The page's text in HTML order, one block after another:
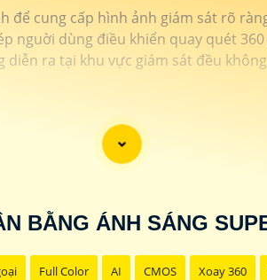
để cung cấp hình ảnh giám sát rõ
nguời dùng điều khiển quay quét
diễn ra tại khu vực giám sát đều
BẰNG ÁNH SÁNG
Full Color AI CMOS Xoay 360